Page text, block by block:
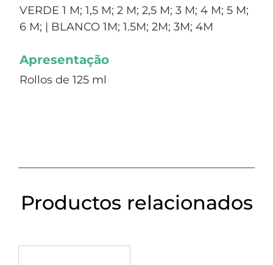
VERDE 1 M; 1,5 M; 2 M; 2,5 M; 3 M; 4 M; 5 M;
6 M; | BLANCO 1M; 1.5M; 2M; 3M; 4M
Apresentação
Rollos de 125 ml
Productos relacionados